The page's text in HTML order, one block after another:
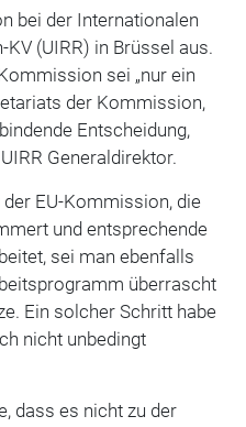
bei der Internationalen
(UIRR) in Brüssel aus.
sei „nur ein
der Kommission,
Entscheidung,
Generaldirektor.
EU-Kommission, die
und entsprechende
sei man ebenfalls
überrascht
Ein solcher Schritt habe
nicht unbedingt
dass es nicht zu der